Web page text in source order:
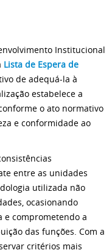
Institucional
Lista de Espera de
de adequá-la à
estabelece a
o ato normativo
e conformidade ao
entre as unidades
utilizada não
ocasionando
e comprometendo a
das funções. Com a
critérios mais